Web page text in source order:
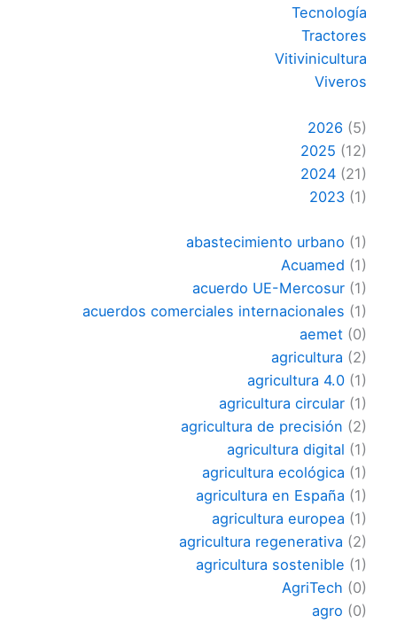
Tecnología
Tractores
Vitivinicultura
Viveros
2026 (5)
2025 (12)
2024(21)
2023(1)
abastecimiento urbano (1)
Acuamed (1)
acuerdo UE-Mercosur(1)
acuerdos comerciales internacionales (1)
aemet(0)
agricultura (2)
agricultura 4.0(1)
agricultura circular(1)
agricultura de precisión (2)
agricultura digital (1)
agricultura ecológica (1)
agricultura en España (1)
agricultura europea (1)
agricultura regenerativa (2)
agricultura sostenible (1)
AgriTech (0)
agro (0)